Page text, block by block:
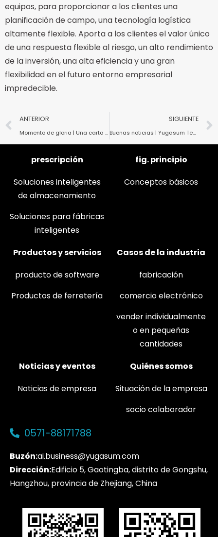
equipos, para proporcionar a los clientes una
planificación de campo, una tecnología logística
altamente flexible. Aporta a los clientes el valor único
de una respuesta flexible al riesgo, un alto rendimiento
de la inversión, una alta eficiencia y una gran
flexibilidad en el futuro entorno empresarial
impredecible.
ANTERIOR
Momento de gloria | Una carta de agradecimiento de los Juegos Asiáticos
SIGUIENTE
Buenas noticias | Yugasum Technology completa con éxito la aceptación de 2 proyectos de investigación de construcción en la provincia de Zhejiang.
prescripción
Soluciones inteligentes
de almacenamiento
Soluciones para fábricas
inteligentes
fig. principio
Conceptos básicos
Productos y servicios
producto de software
Productos de ferretería
Casos de la industria
fabricación
comercio electrónico
vender individualmente
o en pequeñas
cantidades
Noticias y eventos
Noticias de empresa
Quiénes somos
Situación de la empresa
socio colaborador
0571-88171788
Buzón:ai.business@yugasum.com
Dirección:Edificio 5, Gaotingba, distrito de Gongshu,
Hangzhou, provincia de Zhejiang, China